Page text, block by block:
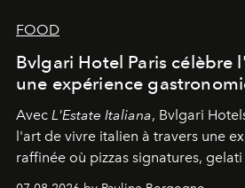
FOOD
Bvlgari Hotel Paris célèbre
une expérience
Avec L'Estate Italiana, Bvlgari
l'art de vivre italien à travers une
raffinée où pizzas signatures,